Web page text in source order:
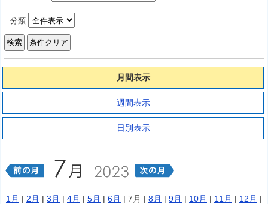
分類
月間表示
週間表示
日別表示
1月 | 2月 | 3月 | 4月 | 5月 | 6月 | 7月 | 8月 | 9月 | 10月 | 11月 | 12月 |